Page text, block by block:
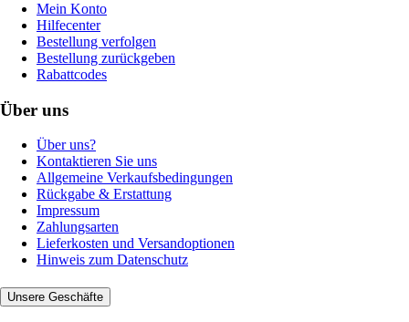
Mein Konto
Hilfecenter
Bestellung verfolgen
Bestellung zurückgeben
Rabattcodes
Über uns
Über uns?
Kontaktieren Sie uns
Allgemeine Verkaufsbedingungen
Rückgabe & Erstattung
Impressum
Zahlungsarten
Lieferkosten und Versandoptionen
Hinweis zum Datenschutz
Unsere Geschäfte